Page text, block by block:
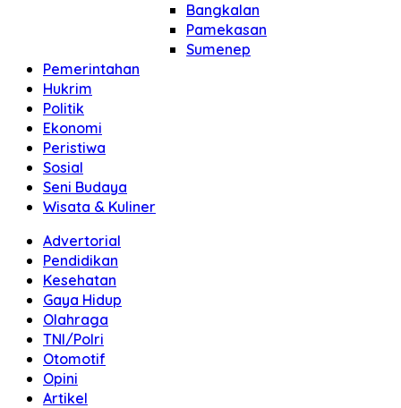
Bangkalan
Pamekasan
Sumenep
Pemerintahan
Hukrim
Politik
Ekonomi
Peristiwa
Sosial
Seni Budaya
Wisata & Kuliner
Advertorial
Pendidikan
Kesehatan
Gaya Hidup
Olahraga
TNI/Polri
Otomotif
Opini
Artikel